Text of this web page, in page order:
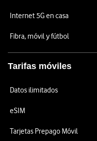
Internet 5G en casa
Fibra, móvil y fútbol
Tarifas móviles
Datos ilimitados
eSIM
Tarjetas Prepago Móvil